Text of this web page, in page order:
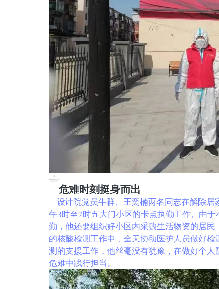
危难时刻挺身而出
设计院党员牛群、王奕楠两名同志在解除居
午3时至7时五大门小区的卡点执勤工作。由
勤，他还要组织好小区内采购生活物资的居
的核酸检测工作中，全天协助医护人员做好
测的支援工作，他丝毫没有犹豫，在做好个
危难中践行担当。